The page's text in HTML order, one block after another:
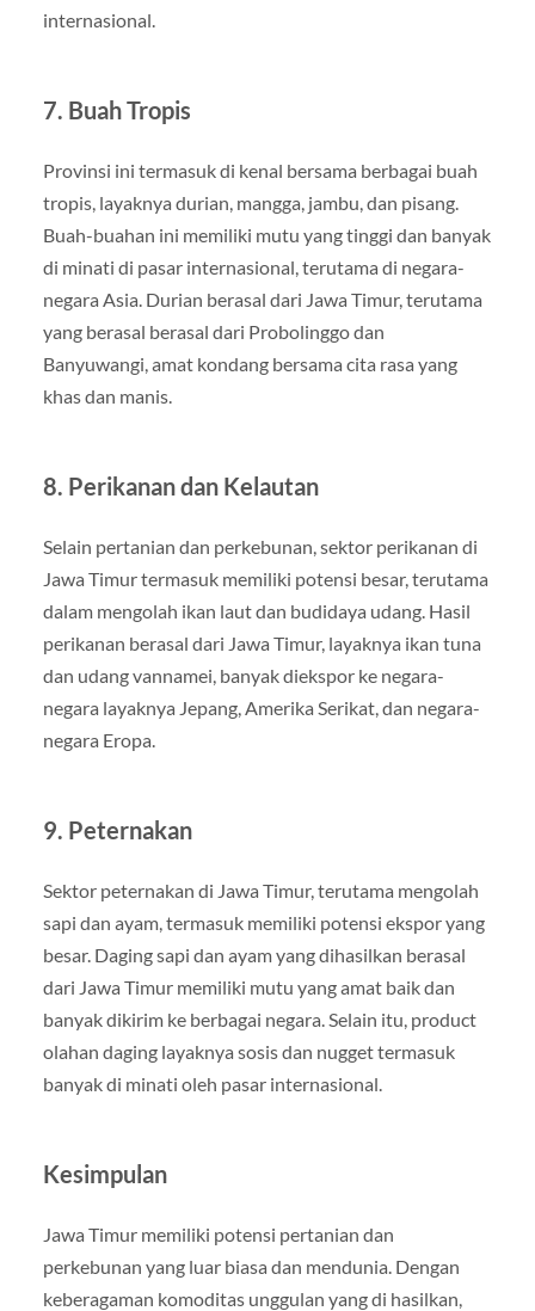
internasional.
7. Buah Tropis
Provinsi ini termasuk di kenal bersama berbagai buah
tropis, layaknya durian, mangga, jambu, dan pisang.
Buah-buahan ini memiliki mutu yang tinggi dan banyak
di minati di pasar internasional, terutama di negara-
negara Asia. Durian berasal dari Jawa Timur, terutama
yang berasal berasal dari Probolinggo dan
Banyuwangi, amat kondang bersama cita rasa yang
khas dan manis.
8. Perikanan dan Kelautan
Selain pertanian dan perkebunan, sektor perikanan di
Jawa Timur termasuk memiliki potensi besar, terutama
dalam mengolah ikan laut dan budidaya udang. Hasil
perikanan berasal dari Jawa Timur, layaknya ikan tuna
dan udang vannamei, banyak diekspor ke negara-
negara layaknya Jepang, Amerika Serikat, dan negara-
negara Eropa.
9. Peternakan
Sektor peternakan di Jawa Timur, terutama mengolah
sapi dan ayam, termasuk memiliki potensi ekspor yang
besar. Daging sapi dan ayam yang dihasilkan berasal
dari Jawa Timur memiliki mutu yang amat baik dan
banyak dikirim ke berbagai negara. Selain itu, product
olahan daging layaknya sosis dan nugget termasuk
banyak di minati oleh pasar internasional.
Kesimpulan
Jawa Timur memiliki potensi pertanian dan
perkebunan yang luar biasa dan mendunia. Dengan
keberagaman komoditas unggulan yang di hasilkan,